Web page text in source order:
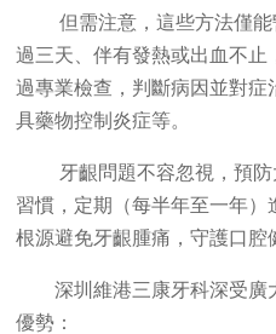
但需注意，這些方法僅
過三天、伴有發熱或出血不
過專業檢查，判斷病因並對症
具藥物控制炎症等。
牙齦問題不容忽視，預
習慣，定期（每半年至一年
根源避免牙齦腫痛，守護口腔
深圳維港三康牙科深受廣
優勢：